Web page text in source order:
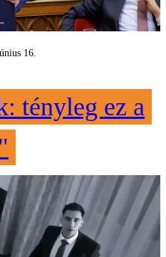
16.
tényleg ez a